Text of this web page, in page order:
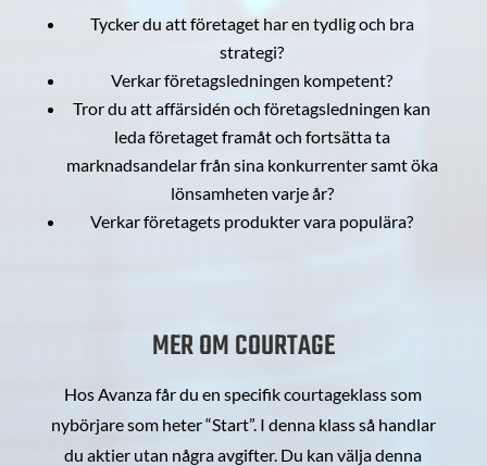
Tycker du att företaget har en tydlig och bra
strategi?
Verkar företagsledningen kompetent?
Tror du att affärsidén och företagsledningen kan
leda företaget framåt och fortsätta ta
marknadsandelar från sina konkurrenter samt öka
lönsamheten varje år?
Verkar företagets produkter vara populära?
MER OM COURTAGE
Hos Avanza får du en specifik courtageklass som
nybörjare som heter “Start”. I denna klass så handlar
du aktier utan några avgifter. Du kan välja denna